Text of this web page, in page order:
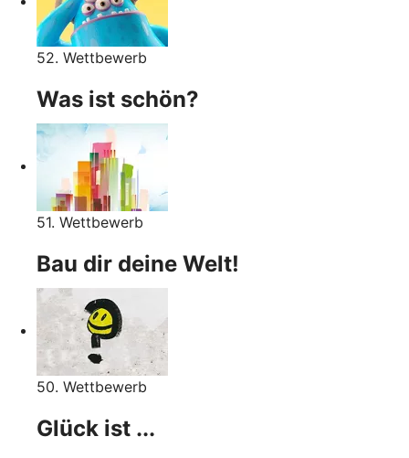
52. Wettbewerb
Was ist schön?
51. Wettbewerb
Bau dir deine Welt!
50. Wettbewerb
Glück ist ...